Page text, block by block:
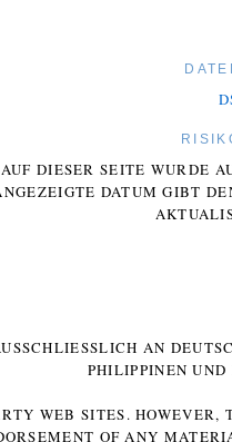
DIESER SEITE WURDE
DATUM GIBT
AN
HILIPPINEN UND
WEB SITES.
OF ANY